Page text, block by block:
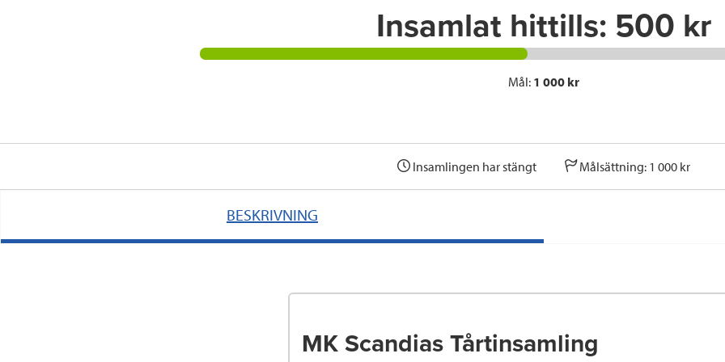
Insamlat hittills: 500 kr
Mål: 1 000 kr
Insamlingen har stängt Målsättning: 1 000 kr
BESKRIVNING
MK Scandias Tårtinsamling